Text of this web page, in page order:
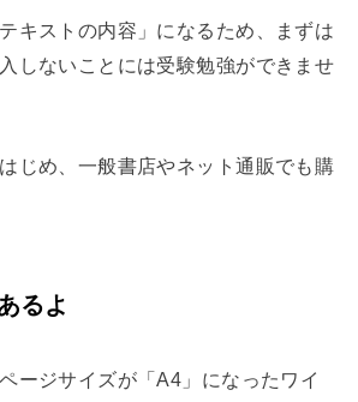
キストの内容」になるため、まずは
しないことには受験勉強ができませ
じめ、一般書店やネット通販でも購
るよ
ージサイズが「A4」になったワイ